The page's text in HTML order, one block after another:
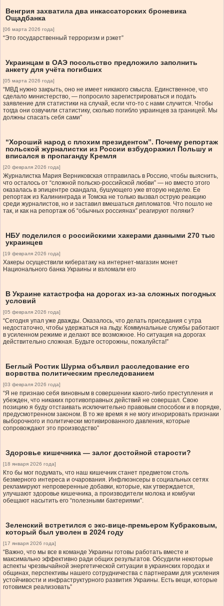
Венгрия захватила два инкассаторских броневика
Ощадбанка
[06 марта 2026 года]
“Это государственный терроризм и рэкет”
Украинцам в ОАЭ посольство предложило заполнить
анкету для учёта погибших
[05 марта 2026 года]
“МВД нужно закрыть, оно не имеет никакого смысла. Единственное, что
сделало министерство, — попросило зарегистрироваться и подать
заявление для статистики на случай, если что-то с нами случится. Чтобы
тогда они озвучили статистику, сколько погибло украинцев за границей. Мы
должны спасать себя сами”
“Хороший народ с плохим президентом”. Почему репортаж
польской журналистки из России взбудоражил Польшу и
вписался в пропаганду Кремля
[20 февраля 2026 года]
Журналистка Мария Верниковская отправилась в Россию, чтобы выяснить,
что осталось от “сложной польско-российской любви” — но вместо этого
оказалась в эпицентре скандала, бушующего уже вторую неделю. Ее
репортаж из Калининграда и Томска не только вызвал острую реакцию
среди журналистов, но и заставил вмешаться дипломатов. Что пошло не
так, и как на репортаж об “обычных россиянах” реагируют поляки?
НБУ поделился с российскими хакерами данными 270 тыс
украинцев
[19 февраля 2026 года]
Хакеры осуществили кибератаку на интернет-магазин монет
Национального банка Украины и взломали его
В Украине катастрофа на дорогах из-за сложных погодных
условий
[05 февраля 2026 года]
“Сегодня упал уже дважды. Оказалось, что делать приседания с утра
недостаточно, чтобы удержаться на льду. Коммунальные службы работают
в усиленном режиме и делают все возможное. Но ситуация на дорогах
действительно сложная. Будьте осторожны, пожалуйста!”
Беглый Ростик Шурма объявил расследование его
ворвства политическим преследованием
[03 февраля 2026 года]
“Я не признаю себя виновным в совершении какого-либо преступления и
убежден, что никаких противоправных действий не совершал. Свою
позицию я буду отстаивать исключительно правовым способом и в порядке,
предусмотренном законом. В то же время я не могу игнорировать признаки
выборочного и политически мотивированного давления, которые
сопровождают это производство”
Здоровье кишечника — залог достойной старости?
[18 января 2026 года]
Кто бы мог подумать, что наш кишечник станет предметом столь
безмерного интереса и очарования. Инфлюэнсеры в социальных сетях
рекламируют непроверенные добавки, которые, как утверждается,
улучшают здоровье кишечника, а производители молока и комбучи
обещают насытить его “полезными бактериями”.
Зеленский встретился с экс-вице-премьером Кубраковым,
который был уволен в 2024 году
[17 января 2026 года]
“Важно, что мы все в команде Украины готовы работать вместе и
максимально эффективно ради общих результатов. Обсудили некоторые
аспекты чрезвычайной энергетической ситуации в украинских городах и
общинах, перспективы нашего сотрудничества с партнерами для усиления
устойчивости и инфраструктурного развития Украины. Есть вещи, которые
готовимся реализовать”